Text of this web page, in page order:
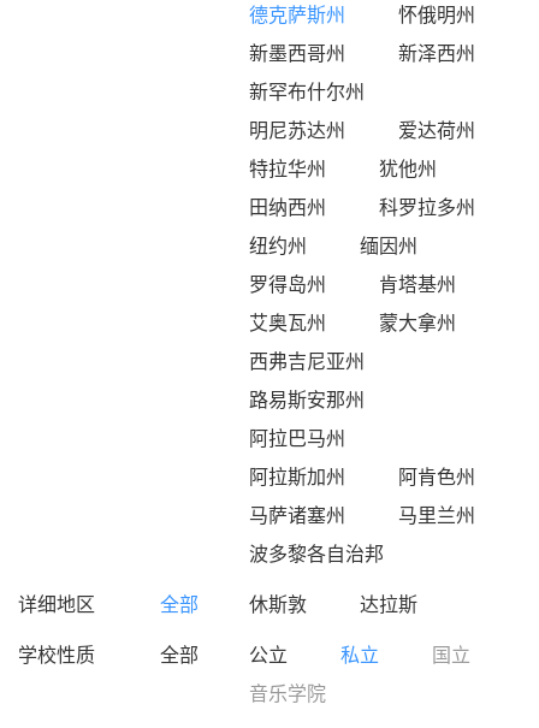
德克萨斯州
怀俄明州
新墨西哥州
新泽西州
新罕布什尔州
明尼苏达州
爱达荷州
特拉华州
犹他州
田纳西州
科罗拉多州
纽约州
缅因州
罗得岛州
肯塔基州
艾奥瓦州
蒙大拿州
西弗吉尼亚州
路易斯安那州
阿拉巴马州
阿拉斯加州
阿肯色州
马萨诸塞州
马里兰州
波多黎各自治邦
详细地区
全部 休斯敦
达拉斯
学校性质
全部 公立 私立
国立
音乐学院